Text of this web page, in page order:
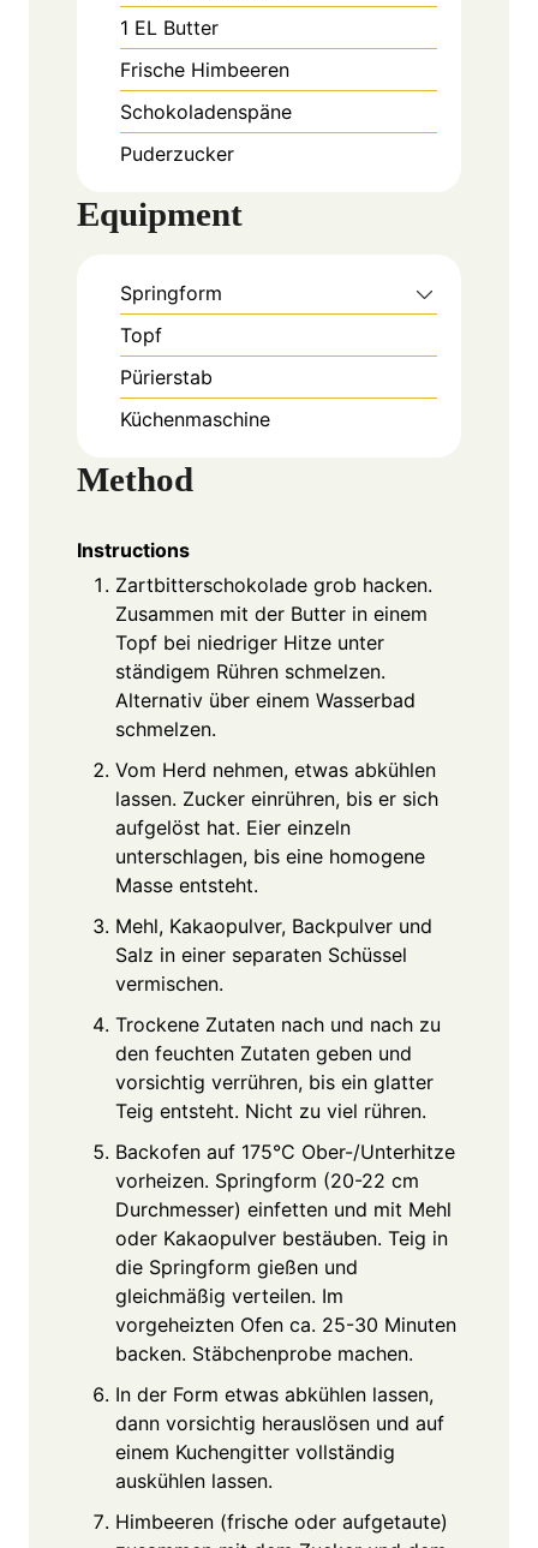
1 EL Butter
Frische Himbeeren
Schokoladenspäne
Puderzucker
Equipment
Springform
Topf
Pürierstab
Küchenmaschine
Method
Instructions
Zartbitterschokolade grob hacken.
Zusammen mit der Butter in einem
Topf bei niedriger Hitze unter
ständigem Rühren schmelzen.
Alternativ über einem Wasserbad
schmelzen.
Vom Herd nehmen, etwas abkühlen
lassen. Zucker einrühren, bis er sich
aufgelöst hat. Eier einzeln
unterschlagen, bis eine homogene
Masse entsteht.
Mehl, Kakaopulver, Backpulver und
Salz in einer separaten Schüssel
vermischen.
Trockene Zutaten nach und nach zu
den feuchten Zutaten geben und
vorsichtig verrühren, bis ein glatter
Teig entsteht. Nicht zu viel rühren.
Backofen auf 175°C Ober-/Unterhitze
vorheizen. Springform (20-22 cm
Durchmesser) einfetten und mit Mehl
oder Kakaopulver bestäuben. Teig in
die Springform gießen und
gleichmäßig verteilen. Im
vorgeheizten Ofen ca. 25-30 Minuten
backen. Stäbchenprobe machen.
In der Form etwas abkühlen lassen,
dann vorsichtig herauslösen und auf
einem Kuchengitter vollständig
auskühlen lassen.
Himbeeren (frische oder aufgetaute)